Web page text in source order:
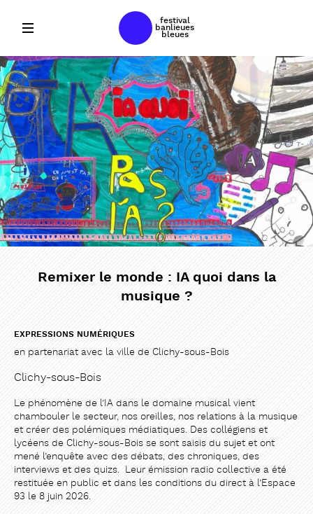
festival
banlieues
bleues
newsletter
Remixer le monde : IA quoi dans la
musique ?
EXPRESSIONS NUMÉRIQUES
en partenariat avec la ville de Clichy-sous-Bois
Clichy-sous-Bois
Le phénomène de l’IA dans le domaine musical vient
chambouler le secteur, nos oreilles, nos relations à la musique
et créer des polémiques médiatiques. Des collégiens et
lycéens de Clichy-sous-Bois se sont saisis du sujet et ont
mené l’enquête avec des débats, des chroniques, des
interviews et des quizs. Leur émission radio collective a été
restituée en public et dans les conditions du direct à l’Espace
93 le 8 juin 2026.
PARTAGER
PARTAGER